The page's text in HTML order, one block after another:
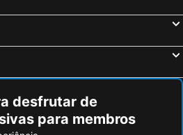
desfrutar de
para membros